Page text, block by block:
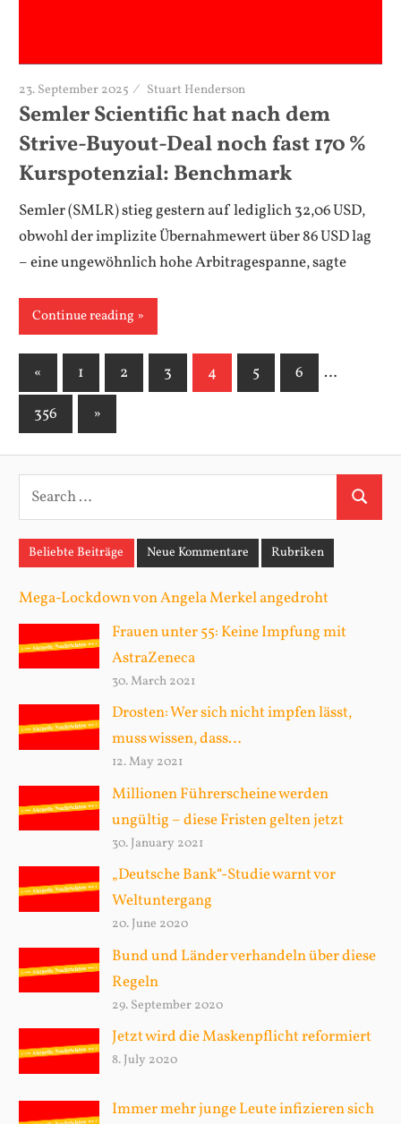
23. September 2025 Stuart Henderson
Semler Scientific hat nach dem
Strive-Buyout-Deal noch fast 170 %
Kurspotenzial: Benchmark
Semler (SMLR) stieg gestern auf lediglich 32,06 USD,
obwohl der implizite Übernahmewert über 86 USD lag
– eine ungewöhnlich hohe Arbitragespanne, sagte
Continue reading
Posts
pagination
« Previous
Posts
1 2 3 4 5 6
…
356
Next
Posts
»
a
r
c
f
o
:
Beliebte Beiträge Neue Kommentare Rubriken
Mega-Lockdown von Angela Merkel angedroht
Frauen unter 55: Keine Impfung mit
AstraZeneca
30. March 2021
Drosten: Wer sich nicht impfen lässt,
muss wissen, dass…
12. May 2021
Millionen Führerscheine werden
ungültig – diese Fristen gelten jetzt
30. January 2021
„Deutsche Bank“-Studie warnt vor
Weltuntergang
20. June 2020
Bund und Länder verhandeln über diese
Regeln
29. September 2020
Jetzt wird die Maskenpflicht reformiert
8. July 2020
Immer mehr junge Leute infizieren sich